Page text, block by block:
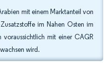
mit einem Marktanteil von
im Nahen Osten im
mit einer CAGR
wird.